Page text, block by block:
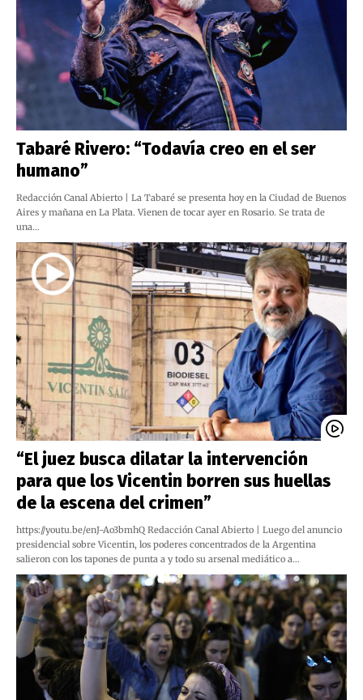
Tabaré Rivero: “Todavía creo en el ser
humano”
Redacción Canal Abierto | La Tabaré se presenta hoy en la Ciudad de Buenos
Aires y mañana en La Plata. Vienen de tocar ayer en Rosario. Se trata de
una…
“El juez busca dilatar la intervención
para que los Vicentin borren sus huellas
de la escena del crimen”
https://youtu.be/enJ-Ao3bmhQ Redacción Canal Abierto | Luego del anuncio
presidencial sobre Vicentin, los poderes concentrados de la Argentina
salieron con los tapones de punta a y todo su arsenal mediático a…